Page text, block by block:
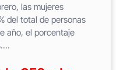
las mujeres
del total de personas
año, el porcentaje